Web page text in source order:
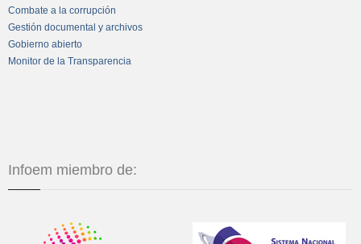
Combate a la corrupción
Gestión documental y archivos
Gobierno abierto
Monitor de la Transparencia
Infoem miembro de: